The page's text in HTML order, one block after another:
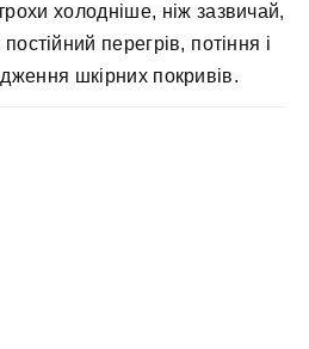
холодніше, ніж зазвичай,
перегрів, потіння і
шкірних покривів.